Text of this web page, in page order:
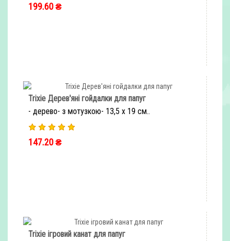
199.60 ₴
Trixie Дерев'яні гойдалки для папуг
- дерево- з мотузкою- 13,5 х 19 см..
147.20 ₴
Trixie ігровий канат для папуг